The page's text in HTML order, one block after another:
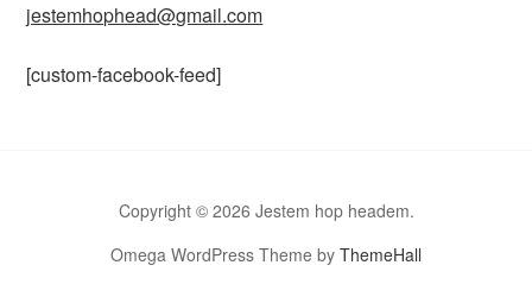
jestemhophead@gmail.com
[custom-facebook-feed]
Copyright © 2026 Jestem hop headem.
Omega WordPress Theme by ThemeHall